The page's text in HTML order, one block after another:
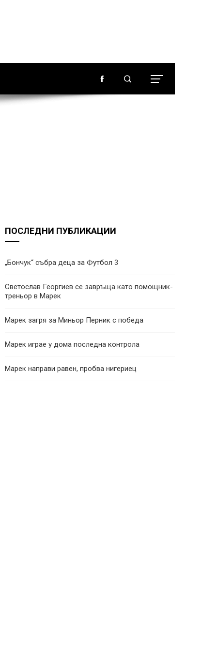
ПОСЛЕДНИ ПУБЛИКАЦИИ
„Бончук“ събра деца за Футбол 3
Светослав Георгиев се завръща като помощник-
треньор в Марек
Марек загря за Миньор Перник с победа
Марек играе у дома последна контрола
Марек направи равен, пробва нигериец